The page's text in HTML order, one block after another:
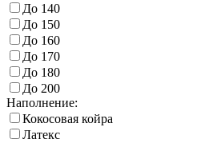
До 140
До 150
До 160
До 170
До 180
До 200
Наполнение:
Кокосовая койра
Латекс